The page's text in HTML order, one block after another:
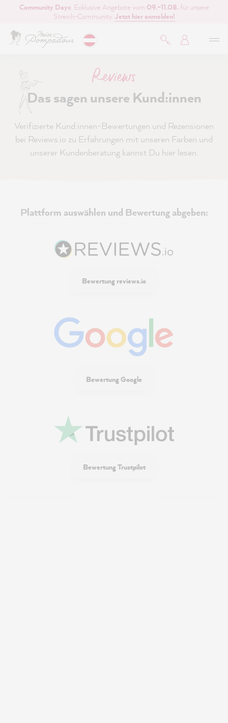
springen
Community Days: Exklusive Angebote vom 09.–11.08. für unsere
Streich-Community. Jetzt hier anmelden!
Reviews
Das sagen unsere Kund:innen
Verifizierte Kund:innen-Bewertungen und Rezensionen
bei Reviews.io zu Erfahrungen mit unseren Farben und
unserer Kundenberatung kannst Du hier lesen.
Plattform auswählen und Bewertung abgeben:
Bewertung reviews.io
Bewertung Google
Bewertung Trustpilot